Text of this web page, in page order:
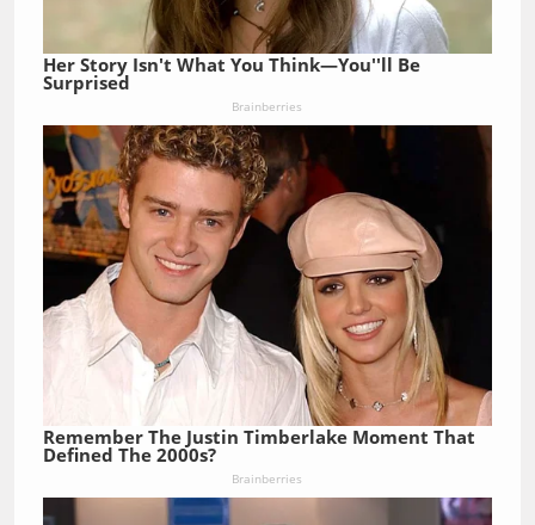
Her Story Isn't What You Think—You''ll Be
Surprised
Brainberries
Remember The Justin Timberlake Moment That
Defined The 2000s?
Brainberries